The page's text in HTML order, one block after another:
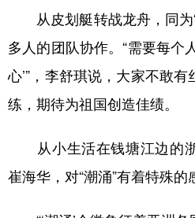
多语种频道
English Español
Русский язык
Deutsch Português
从皮划艇转战龙舟，同为
多人的团队协作。“需要每个
心’”，李舒琪说，大家不敢
练，期待为祖国创造佳绩。
从小生活在钱塘江边的
崔海华，对“潮涌”有着特殊的